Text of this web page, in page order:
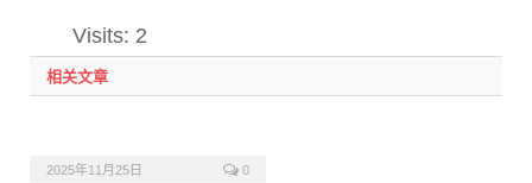
Visits: 2
相关文章
2025年11月25日 0